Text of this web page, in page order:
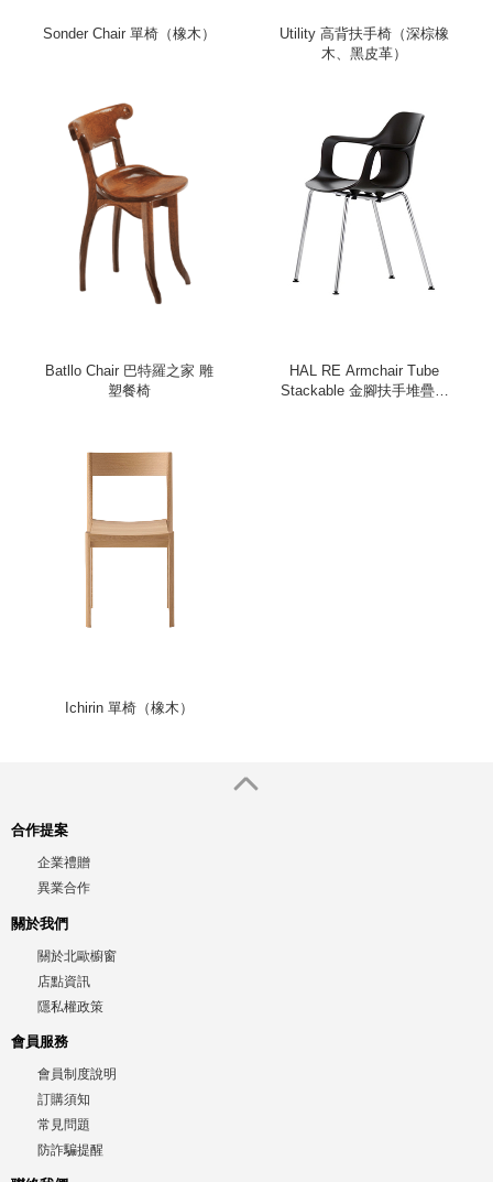
Sonder Chair 單椅（橡木）
Utility 高背扶手椅（深棕橡
木、黑皮革）
Batllo Chair 巴特羅之家 雕
塑餐椅
HAL RE Armchair Tube
Stackable 金腳扶手堆疊好
Ichirin 單椅（橡木）
合作提案
企業禮贈
異業合作
關於我們
關於北歐櫥窗
店點資訊
隱私權政策
會員服務
會員制度說明
訂購須知
常見問題
防詐騙提醒